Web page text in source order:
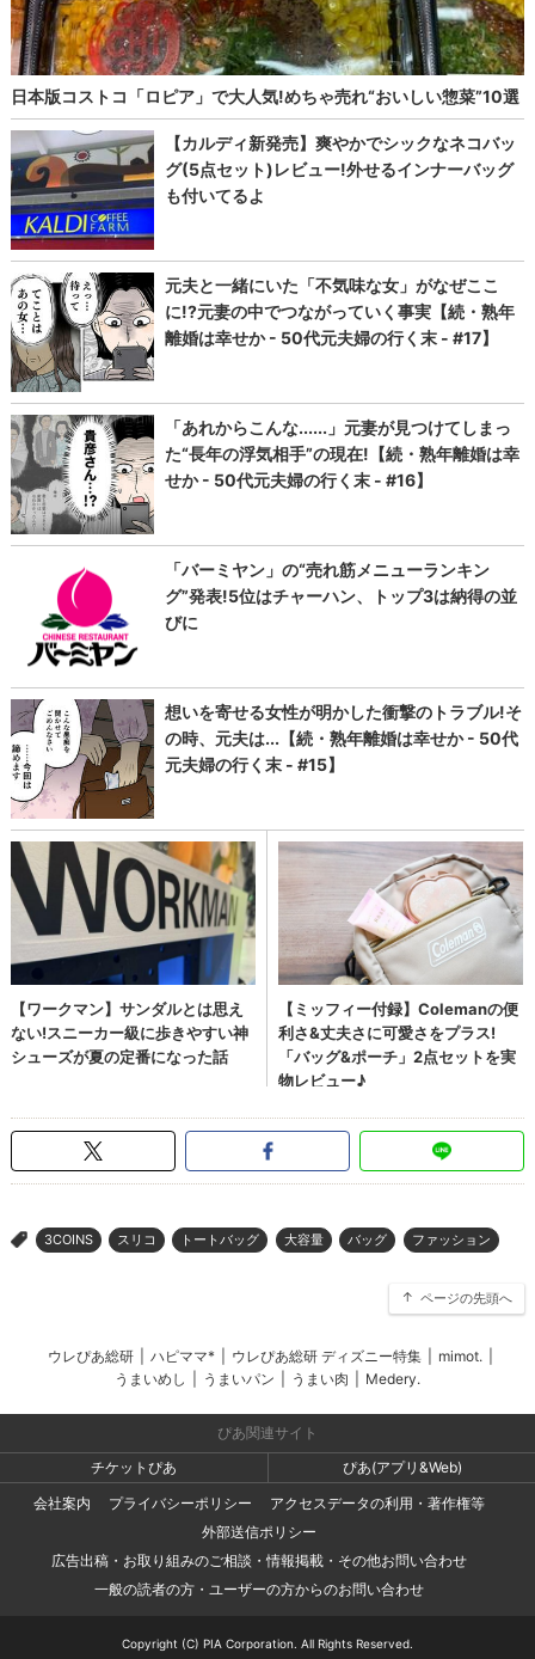
> 3COINS スリコ トートバッグ 大容量 バッグ ファッション
ページの先頭へ
ウレぴあ総研 ハピママ* ウレぴあ総研 ディズニー特集 mimot.
うまいめし
うまいパン うまい肉 Medery.
ぴあ関連サイト
チケットぴあ
ぴあ(アプリ&Web)
会社案内
プライバシーポリシー
アクセスデータの利用・著作権等
外部送信ポリシー
広告出稿・お取り組みのご相談・情報掲載・その他お問い合わせ
一般の読者の方・ユーザーの方からのお問い合わせ
Copyright (C) PIA Corporation. All Rights Reserved.